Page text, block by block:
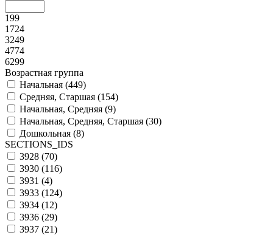
199
1724
3249
4774
6299
Возрастная группа
Начальная (449)
Средняя, Старшая (154)
Начальная, Средняя (9)
Начальная, Средняя, Старшая (30)
Дошкольная (8)
SECTIONS_IDS
3928 (70)
3930 (116)
3931 (4)
3933 (124)
3934 (12)
3936 (29)
3937 (21)